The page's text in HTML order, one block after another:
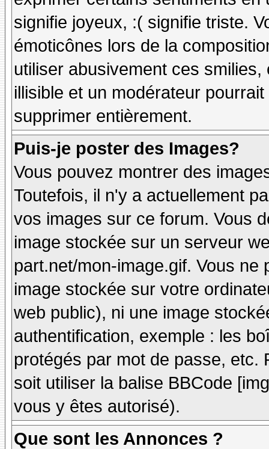
signifie joyeux, :( signifie triste.
émoticônes lors de la
utiliser abusivement ces
illisible et un modérateur
supprimer entièrement.
Puis-je poster des Images?
Vous pouvez montrer des
Toutefois, il n'y a actuellement
vos images sur ce forum. Vous
image stockée sur un serveur
part.net/mon-image.gif. Vous
image stockée sur votre
web public), ni une image
authentification, exemple : les
protégés par mot de passe, etc.
soit utiliser la balise BBCode
vous y êtes autorisé).
Que sont les Annonces ?